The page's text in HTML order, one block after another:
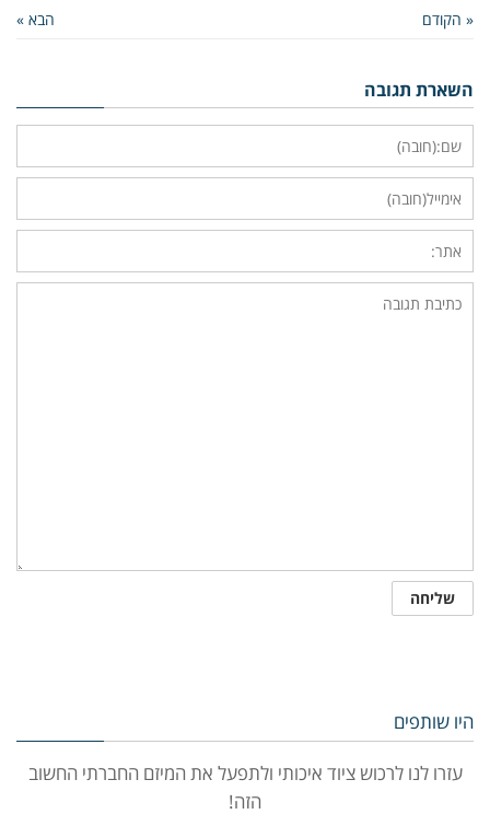
« הקודם הבא »
השארת תגובה
היו שותפים
עזרו לנו לרכוש ציוד איכותי ולתפעל את המיזם החברתי החשוב
הזה!